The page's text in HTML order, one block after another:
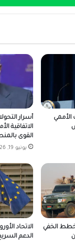
أسرار
الاتفاقية
القوى
يونيو 19, 2026
الخفي
الاتحاد
الدعم